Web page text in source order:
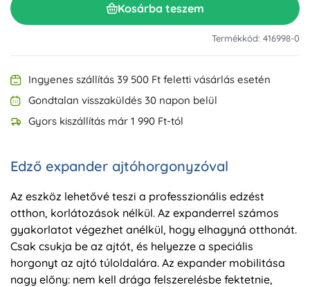
Kosárba teszem
Termékkód: 416998-0
Ingyenes szállítás 39 500 Ft feletti vásárlás esetén
Gondtalan visszaküldés 30 napon belül
Gyors kiszállítás már 1 990 Ft-tól
Edző expander ajtóhorgonyzóval
Az eszköz lehetővé teszi a professzionális edzést
otthon, korlátozások nélkül. Az expanderrel számos
gyakorlatot végezhet anélkül, hogy elhagyná otthonát.
Csak csukja be az ajtót, és helyezze a speciális
horgonyt az ajtó túloldalára. Az expander mobilitása
nagy előny: nem kell drága felszerelésbe fektetnie,